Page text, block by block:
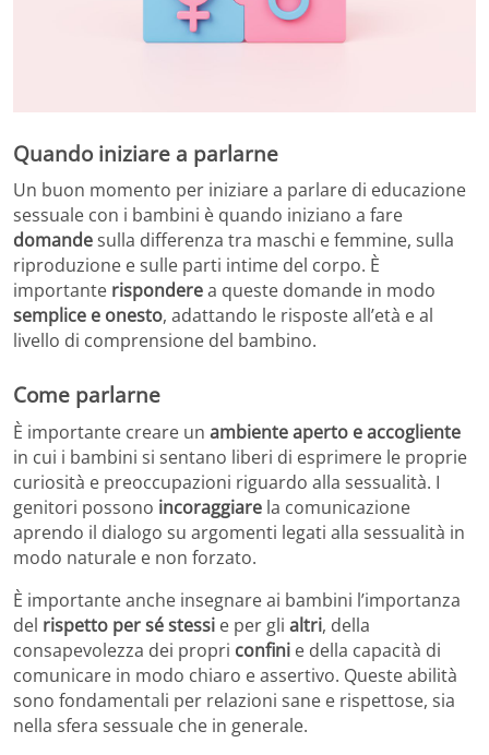
Quando iniziare a parlarne
Un buon momento per iniziare a parlare di educazione
sessuale con i bambini è quando iniziano a fare
domandesulla differenza tra maschi e femmine, sulla
riproduzione e sulle parti intime del corpo. È
importante risponderea queste domande in modo
semplice e onesto, adattando le risposte all’età e al
livello di comprensione del bambino.
Come parlarne
È importante creare un ambiente aperto e accogliente
in cui i bambini si sentano liberi di esprimere le proprie
curiosità e preoccupazioni riguardo alla sessualità. I
genitori possono incoraggiare la comunicazione
aprendo il dialogo su argomenti legati alla sessualità in
modo naturale e non forzato.
È importante anche insegnare ai bambini l’importanza
del rispetto per sé stessi e per gli altri, della
consapevolezza dei propri confini e della capacità di
comunicare in modo chiaro e assertivo. Queste abilità
sono fondamentali per relazioni sane e rispettose, sia
nella sfera sessuale che in generale.